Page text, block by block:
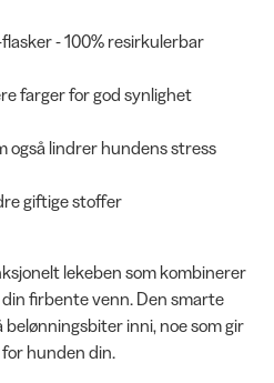
- 100% resirkulerbar
farger for god synlighet
også lindrer hundens stress
giftige stoffer
lekeben som kombinerer
firbente venn. Den smarte
belønningsbiter inni, noe som gir
hunden din.